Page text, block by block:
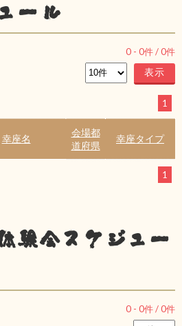
ール
0 - 0件 /0件
1
幸座名
会場都
道府県
幸座タイプ
1
験会スケジュー
0 - 0件 /0件